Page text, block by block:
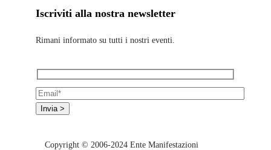
Iscriviti alla nostra newsletter
Rimani informato su tutti i nostri eventi.
Copyright © 2006-2024 Ente Manifestazioni